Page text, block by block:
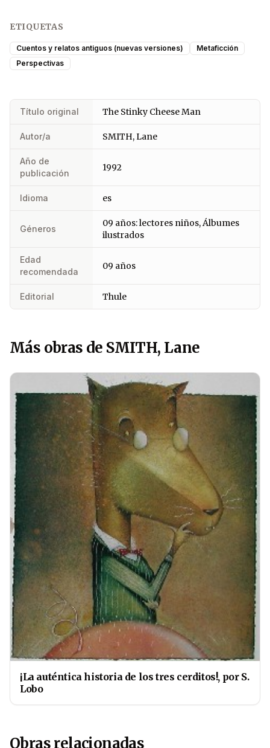
ETIQUETAS
Cuentos y relatos antiguos (nuevas versiones)
Metaficción
Perspectivas
Título original The Stinky Cheese Man
Autor/a SMITH, Lane
Año de
publicación
1992
Idioma es
Géneros
09 años: lectores niños, Álbumes
ilustrados
Edad
recomendada
09 años
Editorial Thule
Más obras de SMITH, Lane
¡La auténtica historia de los tres cerditos!, por S.
Lobo
Obras relacionadas